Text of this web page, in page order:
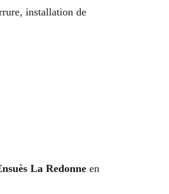
installation de
La Redonne en